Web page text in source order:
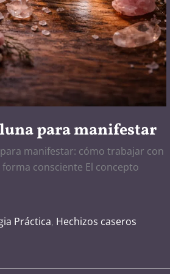
para manifestar
manifestar: cómo trabajar con
consciente El concepto
Práctica, Hechizos caseros